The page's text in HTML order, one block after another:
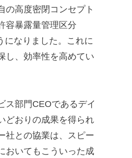
の高度密閉コンセプト
容暴露量管理区分
になりました。これに
し、効率性を高めてい
ス部門CEOであるデイ
どおりの成果を得られ
社との協業は、スピー
おいてもこういった成